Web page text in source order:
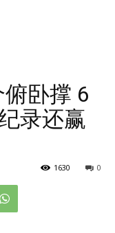
卧撑 6
录还赢
0
1630